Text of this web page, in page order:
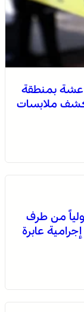
عشة بمنطقة
لكشف ملابسات
من طرف
عابرة